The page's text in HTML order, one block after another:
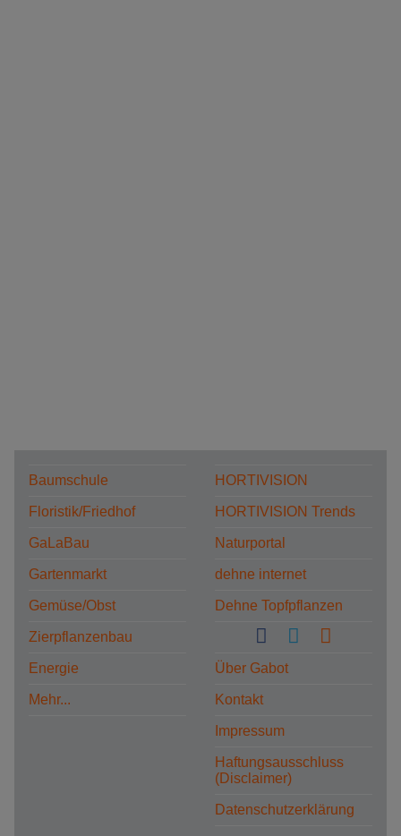
Baumschule
Floristik/Friedhof
GaLaBau
Gartenmarkt
Gemüse/Obst
Zierpflanzenbau
Energie
Mehr...
HORTIVISION
HORTIVISION Trends
Naturportal
dehne internet
Dehne Topfpflanzen
Über Gabot
Kontakt
Impressum
Haftungsausschluss
(Disclaimer)
Datenschutzerklärung